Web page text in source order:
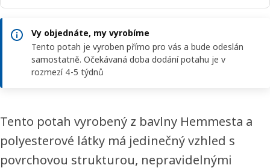
Vy objednáte, my vyrobíme
Tento potah je vyroben přímo pro vás a bude odeslán
samostatně. Očekávaná doba dodání potahu je v
rozmezí 4-5 týdnů
Tento potah vyrobený z bavlny Hemmesta a
polyesterové látky má jedinečný vzhled s
povrchovou strukturou, nepravidelnými